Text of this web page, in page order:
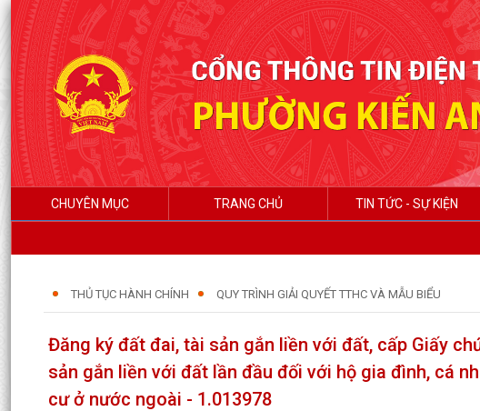
CHUYÊN MỤC TRANG CHỦ TIN TỨC - SỰ KIỆN
THỦ TỤC HÀNH CHÍNH QUY TRÌNH GIẢI QUYẾT TTHC VÀ MẪU BIỂU
Đăng ký đất đai, tài sản gắn liền với đất, cấp Giấy
sản gắn liền với đất lần đầu đối với hộ gia đình, cá
cư ở nước ngoài - 1.013978